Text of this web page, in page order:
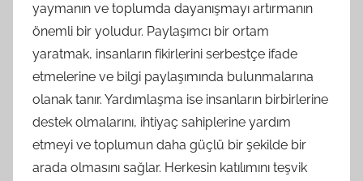
yaymanın ve toplumda dayanışmayı artırmanın
önemli bir yoludur. Paylaşımcı bir ortam
yaratmak, insanların fikirlerini serbestçe ifade
etmelerine ve bilgi paylaşımında bulunmalarına
olanak tanır. Yardımlaşma ise insanların birbirlerine
destek olmalarını, ihtiyaç sahiplerine yardım
etmeyi ve toplumun daha güçlü bir şekilde bir
arada olmasını sağlar. Herkesin katılımını teşvik